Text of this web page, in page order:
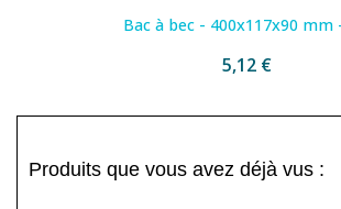
Bac à bec - 400x117x90 mm
5,12 €
Produits que vous avez déjà vus :